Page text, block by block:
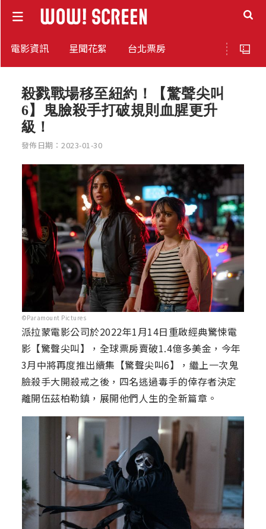
電影資訊 星聞花絮 台北票房
殺戮戰場移至紐約！【驚聲尖叫
6】鬼臉殺手打破規則血腥更升
級！
發佈日期：2023-01-30
©Paramount Pictures
派拉蒙電影公司於2022年1月14日重啟經典驚悚電
影【驚聲尖叫】，全球票房賣破1.4億多美金，今年
3月中將再度推出續集【驚聲尖叫6】，繼上一次鬼
臉殺手大開殺戒之後，四名逃過毒手的倖存者決定
離開伍茲柏勒鎮，展開他們人生的全新篇章。